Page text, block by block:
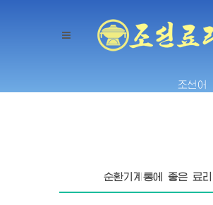
조선어 |
순환기계통에 좋은 료리